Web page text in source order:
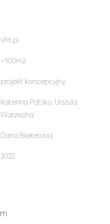
VM.pl
~100m2
projekt koncepcyjny
Katerina Patsko, Urszula
Warzecha
Daria Biaketava
2022